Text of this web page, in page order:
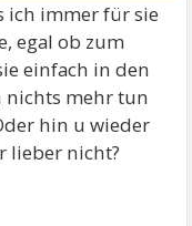
ich immer für sie
egal ob zum
einfach in den
nichts mehr tun
hin u wieder
lieber nicht?